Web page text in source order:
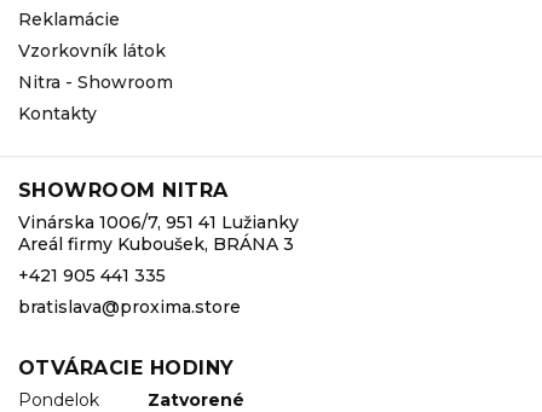
Reklamácie
Vzorkovník látok
Nitra - Showroom
Kontakty
SHOWROOM NITRA
Vinárska 1006/7, 951 41 Lužianky
Areál firmy Kuboušek, BRÁNA 3
+421 905 441 335
bratislava@proxima.store
OTVÁRACIE HODINY
Pondelok
Zatvorené